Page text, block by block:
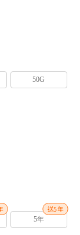
50G
5年
送5年